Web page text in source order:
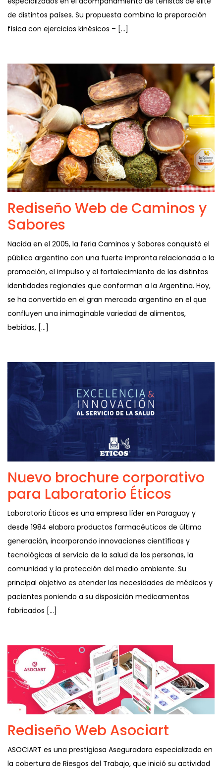
de distintos países. Su propuesta combina la preparación
física con ejercicios kinésicos – […]
Rediseño Web de Caminos y
Sabores
Nacida en el 2005, la feria Caminos y Sabores conquistó el
público argentino con una fuerte impronta relacionada a la
promoción, el impulso y el fortalecimiento de las distintas
identidades regionales que conforman a la Argentina. Hoy,
se ha convertido en el gran mercado argentino en el que
confluyen una inimaginable variedad de alimentos,
bebidas, […]
Nuevo brochure corporativo
para Laboratorio Éticos
Laboratorio Éticos es una empresa líder en Paraguay y
desde 1984 elabora productos farmacéuticos de última
generación, incorporando innovaciones científicas y
tecnológicas al servicio de la salud de las personas, la
comunidad y la protección del medio ambiente. Su
principal objetivo es atender las necesidades de médicos y
pacientes poniendo a su disposición medicamentos
fabricados […]
Rediseño Web Asociart
ASOCIART es una prestigiosa Aseguradora especializada en
la cobertura de Riesgos del Trabajo, que inició su actividad